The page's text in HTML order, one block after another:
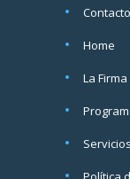
Contacto
Home
La Firma
Servicios